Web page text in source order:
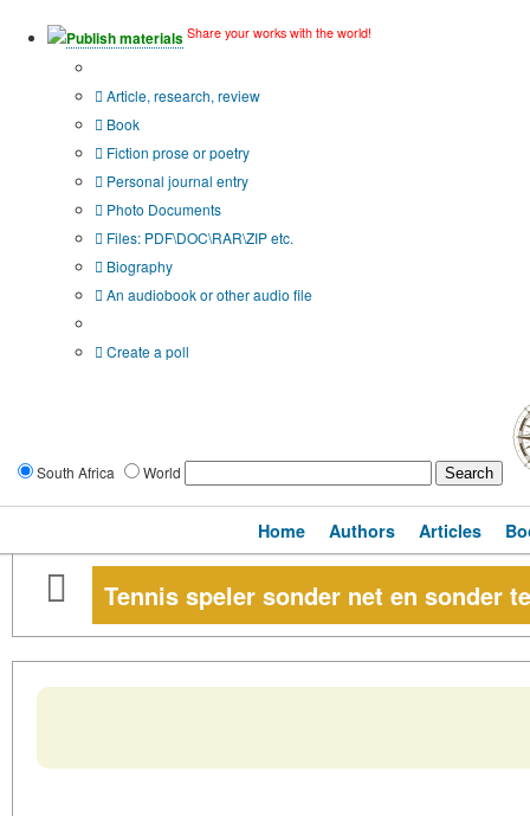
Publish materials Share your works with the world!
Article, research, review
Book
Fiction prose or poetry
Personal journal entry
Photo Documents
Files: PDF\DOC\RAR\ZIP etc.
Biography
An audiobook or other audio file
Create a poll
South Africa World
Home Authors Articles
Tennis speler sonder net en sonder